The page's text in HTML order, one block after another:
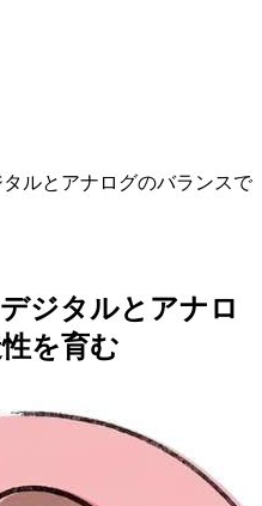
ルとアナログのバランスで
ジタルとアナロ
を育む